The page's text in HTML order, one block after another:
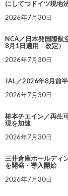
にしてつドイツ現地
2026年7月30日
NCA／日本発国際航
8月1日適用 改定）
2026年7月30日
JAL／2026年8月前
2026年7月30日
椿本チエイン／再生
現を加速
2026年7月30日
三井倉庫ホールディ
を開発・導入開始
2026年7月30日